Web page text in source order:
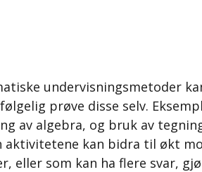
undervisningsmetoder
prøve disse selv.
av algebra, og bruk av
kan bidra til økt
eller som kan ha flere svar,